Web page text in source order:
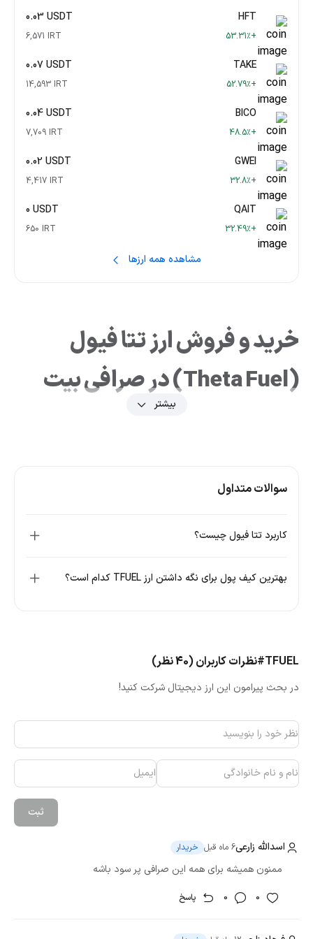
خرید و فروش ارز تتا فیول
(Theta Fuel) در صرافی بیت
فروش ارزهای دیجیتال شامل تتا فیول به شما خواهد داد. به
صرافی، حتما نسخه اندروید یا آی‌او‌اس آن را از فروشگاه‌های گوگل
است و اجباری برای گرفتن نرم افزار وجود ندارد.
بدهید، از پلتفرم OTC اقدام به ثبت سفارش کنید. ارز تتا فیول در
قیمت tfuel را چه برای خرید و چه برای فروش خودتان مشخص
کنید.
وقتی وارد اپلیکیشن شدید، از شما شماره موبایلی درخواست
می‌شود. این حکم نام کاربری‌تان را دارد. فراموش نکنید همیشه
اطلاع‌رسانی‌های مهم از طریق این تلفن اعلام خواهد شد. همچنین
وقتی می‌‌خواهید بعد خروج از سیستم دوباره به آن برگردید یا
برداشت ارزی و ریالی داشته باشید، می‌بایست کدی یکبار مصرف که
برایتان پیامک شده است را ارائه کنید. پس حین عضویت، تلفنی
همیشه در دسترس را در کادر قرار بدهید. بعد از این که پسوردی
قوی معین کردید، در کادر آخر همان صفحه از شما خواسته
بیشتر
سوالات متداول
کاربرد تتا فیول چیست؟
بهترین کیف پول برای نگه داشتن ارز TFUEL کدام است؟
#TFUELنظرات کاربران (40 نظر)
در بحث پیرامون این ارز دیجیتال شرکت کنید!
ثبت
اسدالله زارعی6 ماه قبل خریدار
ممنون همیشه برای همه این صرافی پر سود باشه
0
0 پاسخ
HFT
0.03 USDT
+53.31٪ 6,571 IRT
TAKE
0.07 USDT
+52.79٪ 14,593 IRT
BICO
0.04 USDT
+48.5٪ 7,709 IRT
GWEI
0.02 USDT
+32.8٪ 4,417 IRT
QAIT
0 USDT
+32.49٪ 650 IRT
مشاهده همه ارزها